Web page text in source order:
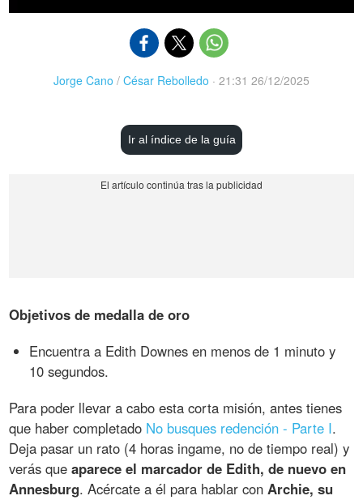
Jorge Cano / César Rebolledo · 21:31 26/12/2025
Ir al índice de la guía
Objetivos de medalla de oro
Encuentra a Edith Downes en menos de 1 minuto y
10 segundos.
Para poder llevar a cabo esta corta misión, antes tienes
que haber completado No busques redención - Parte I.
Deja pasar un rato (4 horas ingame, no de tiempo real) y
verás queaparece el marcador de Edith, de nuevo en
Annesburg. Acércate a él para hablar conArchie, su